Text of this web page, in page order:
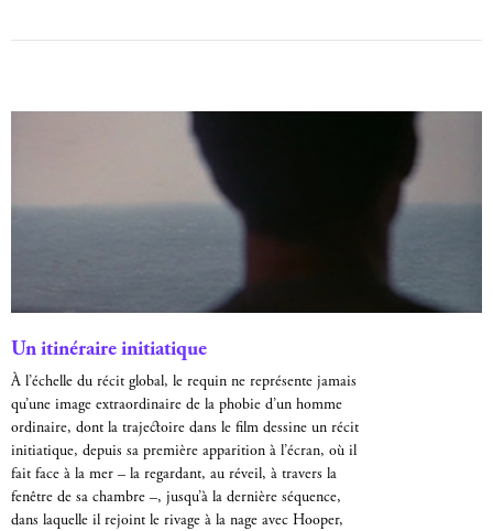
Un itinéraire initiatique
À l’échelle du récit global, le requin ne représente jamais
qu’une image extraordinaire de la phobie d’un homme
ordinaire, dont la trajectoire dans le film dessine un récit
initiatique, depuis sa première apparition à l’écran, où il
fait face à la mer – la regardant, au réveil, à travers la
fenêtre de sa chambre –, jusqu’à la dernière séquence,
dans laquelle il rejoint le rivage à la nage avec Hooper,